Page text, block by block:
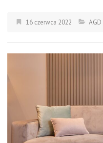
16 czerwca 2022 AGD